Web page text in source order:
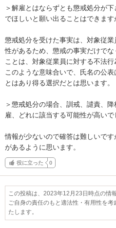
＞解雇とはならずとも懲戒処分が
でほしいと願い出ることはできます
懲戒処分を受けた事実は、対象従
性があるため、懲戒の事実だけで
ことは、対象従業員に対する不法行
このような意味合いで、氏名の公
とはあり得る選択だとは思います。
＞懲戒処分の場合、訓戒、譴責、
雇、どれに該当する可能性が高いで
情報が少ないので確答は難しいで
があるように思います。
役に立った 0
この投稿は、2023年12月23日時点の情報
ご自身の責任のもと適法性・有用性を
たします。